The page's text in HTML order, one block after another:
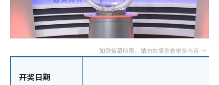
开奖日期